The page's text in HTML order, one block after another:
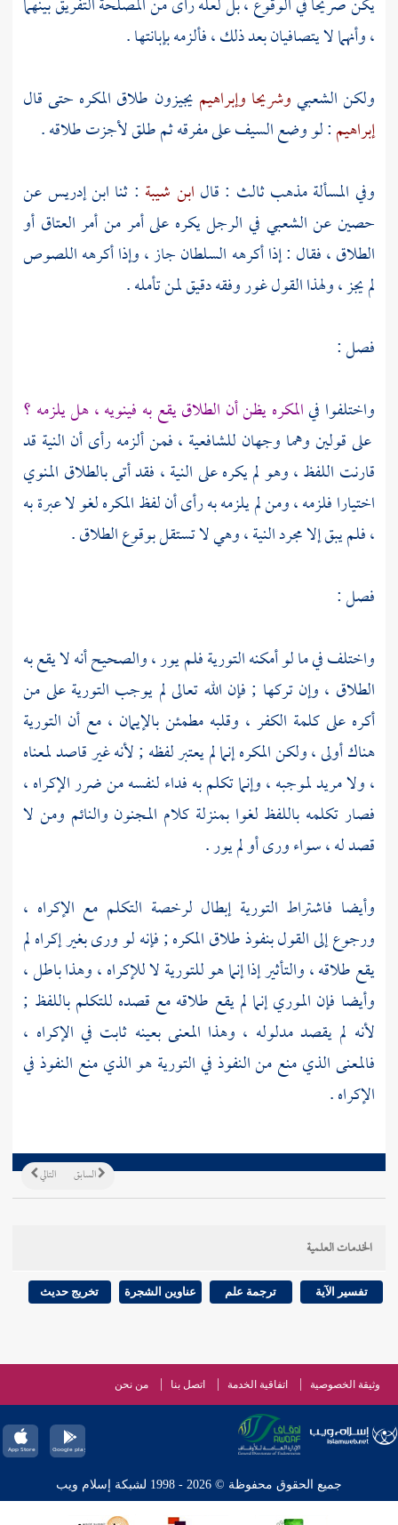
، وأنهما لا يتصافيان بعد ذلك ، فألزمه بإبانتها .
ولكنالشعبيوشريحا وإبراهيم يجيزون طلاق المكره حتى قال
إبراهيم: لو وضع السيف على مفرقه ثم طلق لأجزت طلاقه .
وفي المسألة مذهب ثالث : قال ابن شيبة : ثنا ابن إدريسعن
حصينعنالشعبي في الرجل يكره على أمر من أمر العتاق أو
الطلاق ، فقال : إذا أكرهه السلطان جاز ، وإذا أكرهه اللصوص
لم يجز ، ولهذا القول غور وفقه دقيق لمن تأمله .
فصل :
واختلفوا فيالمكره يظن أن الطلاق يقع به فينويه ، هل يلزمه ؟
على قولين وهما وجهان للشافعية ، فمن ألزمه رأى أن النية قد
قارنت اللفظ ، وهو لم يكره على النية ، فقد أتى بالطلاق المنوي
اختيارا فلزمه ، ومن لم يلزمه به رأى أن لفظ المكره لغو لا عبرة به
، فلم يبق إلا مجرد النية ، وهي لا تستقل بوقوع الطلاق .
فصل :
واختلف في ما لو أمكنه التورية فلم يور ، والصحيح أنه لا يقع به
الطلاق ، وإن تركها ; فإن الله تعالى لم يوجب التورية على من
أكره على كلمة الكفر ، وقلبه مطمئن بالإيمان ، مع أن التورية
هناك أولى ، ولكن المكره إنما لم يعتبر لفظه ; لأنه غير قاصد لمعناه
، ولا مريد لموجبه ، وإنما تكلم به فداء لنفسه من ضرر الإكراه ،
فصار تكلمه باللفظ لغوا بمنزلة كلام المجنون والنائم ومن لا
قصد له ، سواء ورى أو لم يور .
وأيضا فاشتراط التورية إبطال لرخصة التكلم مع الإكراه ،
ورجوع إلى القول بنفوذ طلاق المكره ; فإنه لو ورى بغير إكراه لم
يقع طلاقه ، والتأثير إذا إنما هو للتورية لا للإكراه ، وهذا باطل ،
وأيضا فإن الموري إنما لم يقع طلاقه مع قصده للتكلم باللفظ ;
لأنه لم يقصد مدلوله ، وهذا المعنى بعينه ثابت في الإكراه ،
فالمعنى الذي منع من النفوذ في التورية هو الذي منع النفوذ في
الإكراه .
التالي السابق
الخدمات العلمية
تفسير الآية ترجمة علم عناوين الشجرة تخريج حديث
وثيقة الخصوصية اتفاقية الخدمة اتصل بنا من نحن
جميع الحقوق محفوظة © 2026 - 1998 لشبكة إسلام ويب